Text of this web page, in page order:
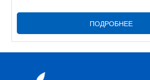
ПОДРОБНЕЕ